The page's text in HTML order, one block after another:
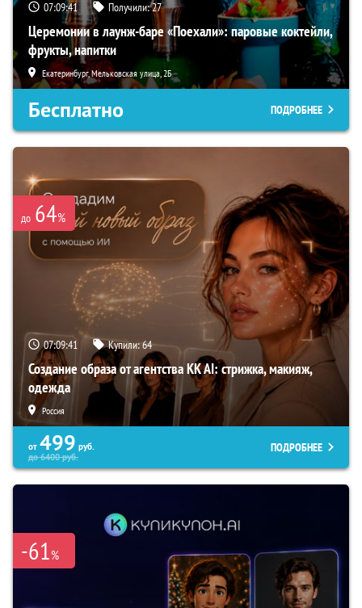
07:09:39 Получили:27
Церемонии в лаунж-баре «Поехали»: паровые коктейли,
фрукты, напитки
Екатеринбург, Мельковская улица, 2Б
Бесплатно ПОДРОБНЕЕ
до 64%
07:09:39 Купили:64
Создание образа от агентства KK AI: стрижка, макияж,
одежда
Россия
от 499 руб.
до6400руб.
ПОДРОБНЕЕ
-61%